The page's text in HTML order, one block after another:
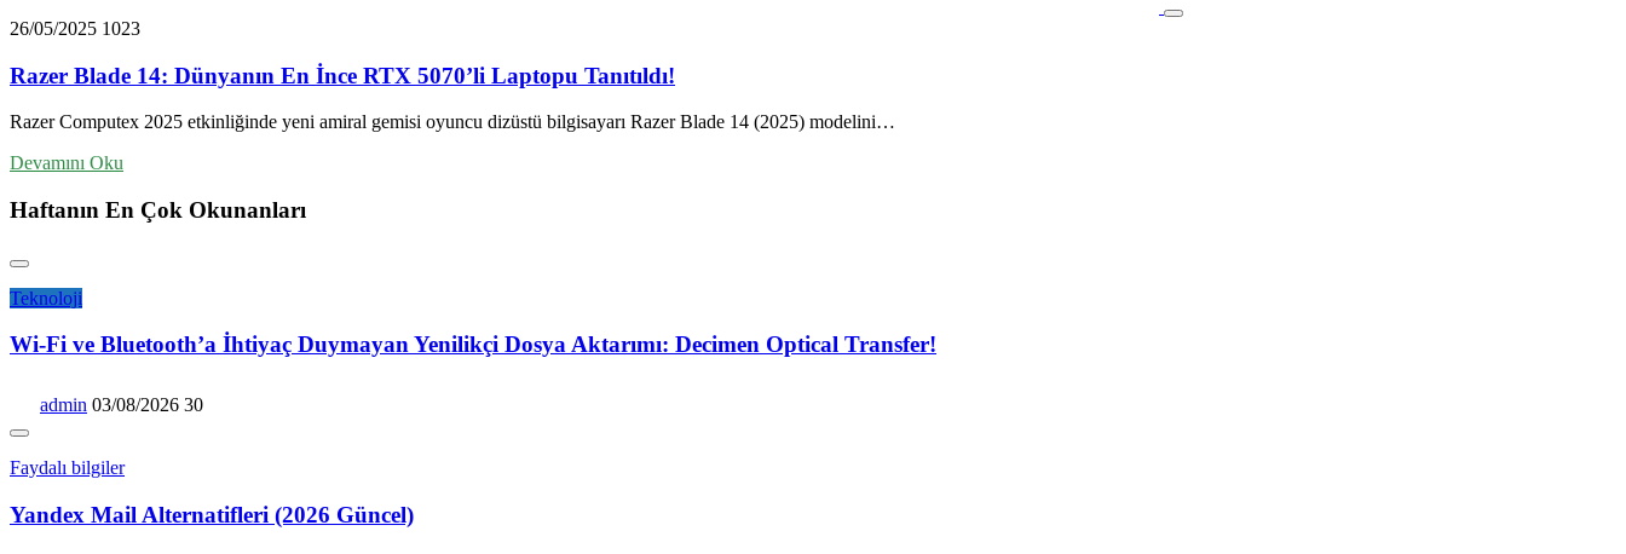
26/05/2025 1023
Razer Blade 14: Dünyanın En İnce RTX 5070’li Laptopu Tanıtıldı!
Razer Computex 2025 etkinliğinde yeni amiral gemisi oyuncu dizüstü bilgisayarı Razer Blade 14 (2025) modelini…
Devamını Oku
Haftanın En Çok Okunanları
Teknoloji
Wi-Fi ve Bluetooth’a İhtiyaç Duymayan Yenilikçi Dosya Aktarımı: Decimen Optical Transfer!
admin 03/08/2026 30
Faydalı bilgiler
Yandex Mail Alternatifleri (2026 Güncel)